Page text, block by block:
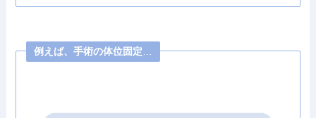
例えば、手術の体位固定…